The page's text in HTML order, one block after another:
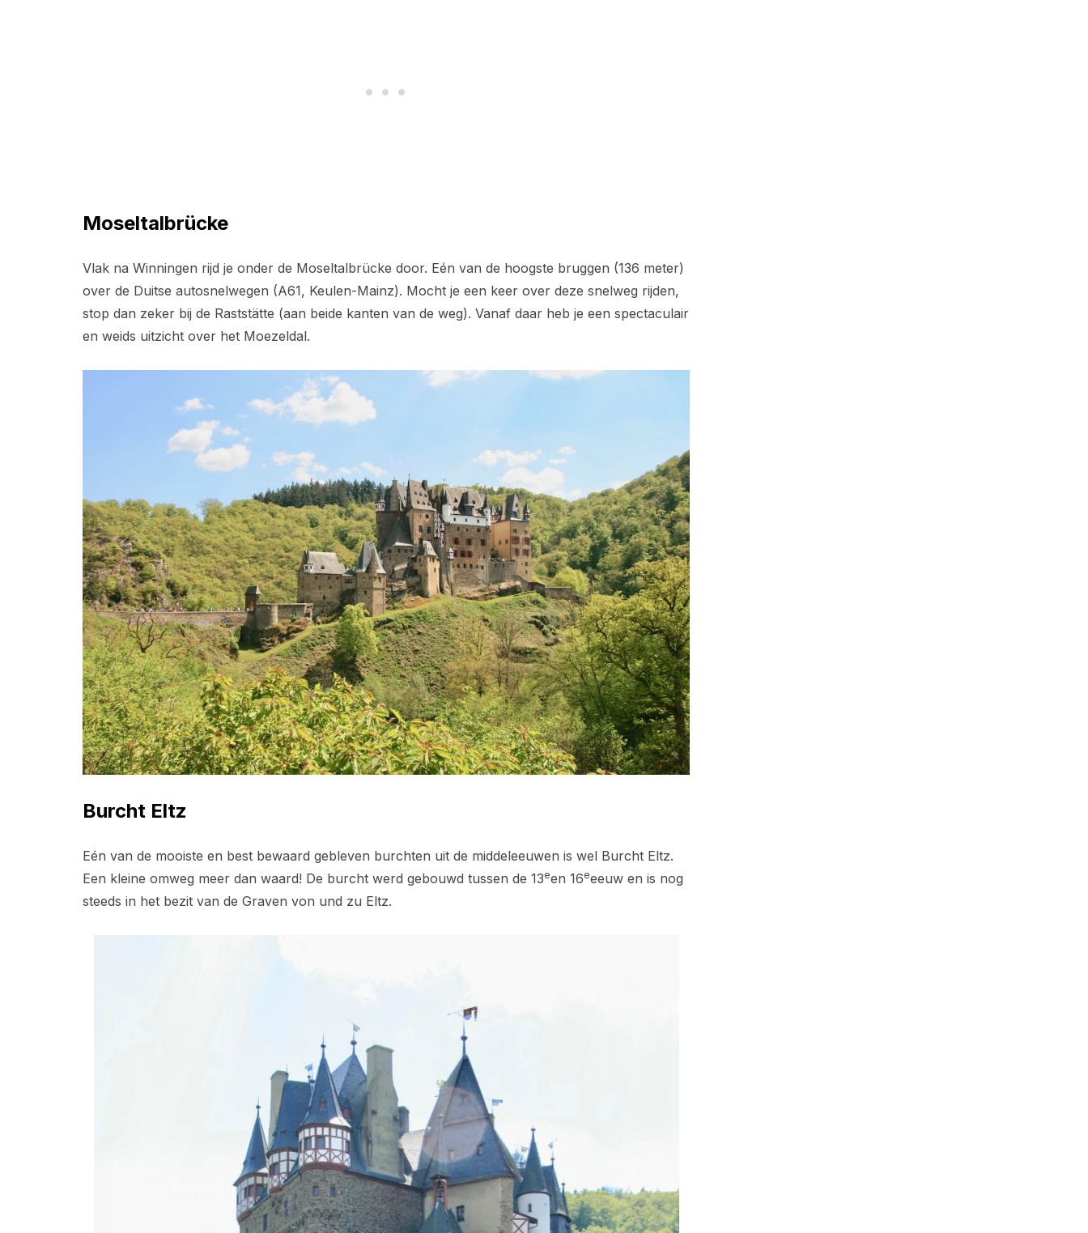
Moseltalbrücke
Vlak na Winningen rijd je onder de Moseltalbrücke door. Eén van de hoogste bruggen (136 meter)
over de Duitse autosnelwegen (A61, Keulen-Mainz). Mocht je een keer over deze snelweg rijden,
stop dan zeker bij de Raststätte (aan beide kanten van de weg). Vanaf daar heb je een spectaculair
en weids uitzicht over het Moezeldal.
Burcht Eltz
Eén van de mooiste en best bewaard gebleven burchten uit de middeleeuwen is wel Burcht Eltz.
Een kleine omweg meer dan waard! De burcht werd gebouwd tussen de 13een 16eeeuw en is nog
steeds in het bezit van de Graven von und zu Eltz.